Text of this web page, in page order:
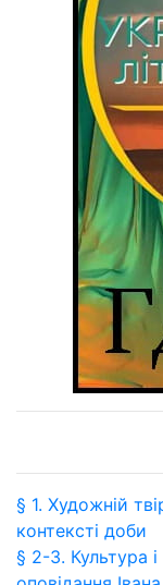
§ 1. Художній
контексті доби
§ 2-3. Культура і